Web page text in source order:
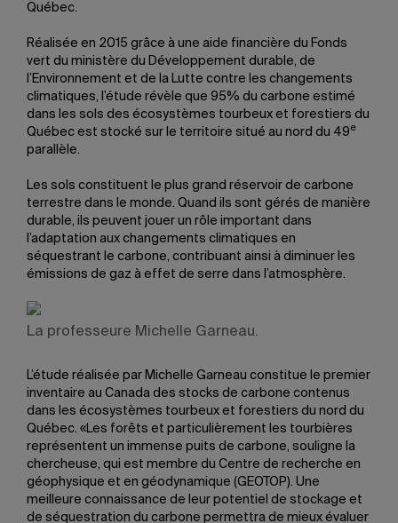
Québec.
Réalisée en 2015 grâce à une aide financière du Fonds
vert du ministère du Développement durable, de
l’Environnement et de la Lutte contre les changements
climatiques, l’étude révèle que 95% du carbone estimé
dans les sols des écosystèmes tourbeux et forestiers du
Québec est stocké sur le territoire situé au nord du 49 e
parallèle.
Les sols constituent le plus grand réservoir de carbone
terrestre dans le monde. Quand ils sont gérés de manière
durable, ils peuvent jouer un rôle important dans
l’adaptation aux changements climatiques en
séquestrant le carbone, contribuant ainsi à diminuer les
émissions de gaz à effet de serre dans l’atmosphère.
La professeure Michelle Garneau.
L’étude réalisée par Michelle Garneau constitue le premier
inventaire au Canada des stocks de carbone contenus
dans les écosystèmes tourbeux et forestiers du nord du
Québec. «Les forêts et particulièrement les tourbières
représentent un immense puits de carbone, souligne la
chercheuse, qui est membre du Centre de recherche en
géophysique et en géodynamique (GEOTOP). Une
meilleure connaissance de leur potentiel de stockage et
de séquestration du carbone permettra de mieux évaluer